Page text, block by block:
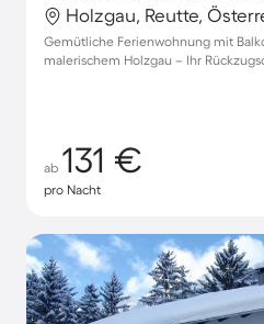
Holzgau, Reutte,
Gemütliche Ferienwohnung mit
malerischem Holzgau – Ihr
ab 131 €
pro Nacht